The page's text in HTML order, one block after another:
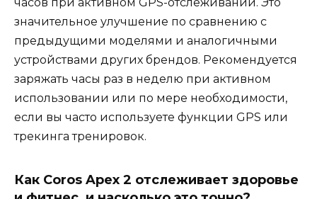
часов при активном GPS-отслеживании. Это
значительное улучшение по сравнению с
предыдущими моделями и аналогичными
устройствами других брендов. Рекомендуется
заряжать часы раз в неделю при активном
использовании или по мере необходимости,
если вы часто используете функции GPS или
трекинга тренировок.
Как Coros Apex 2 отслеживает здоровье